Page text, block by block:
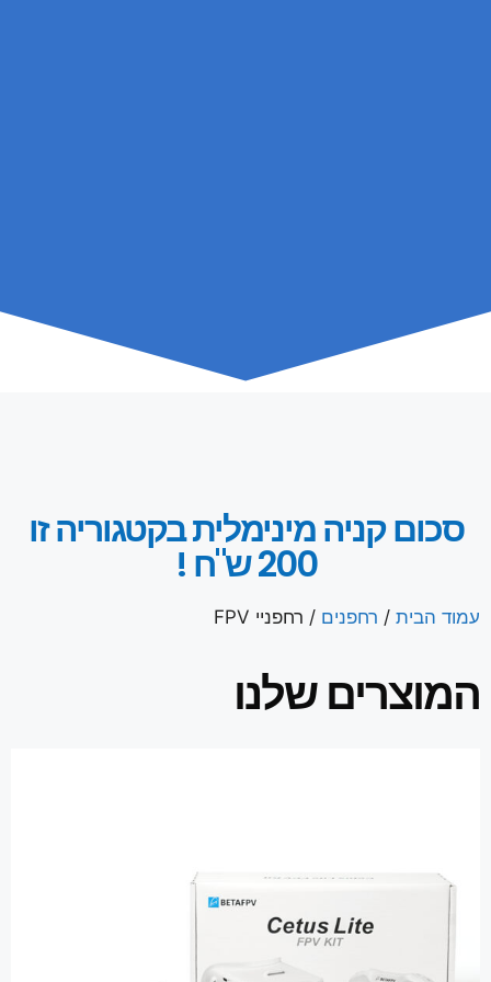
סכום קניה מינימלית בקטגוריה זו
200 ש"ח !
עמוד הבית / רחפנים / רחפניי FPV
המוצרים שלנו